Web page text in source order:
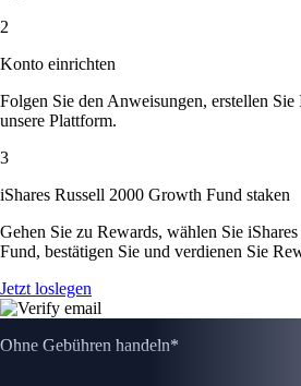
2
Konto einrichten
Folgen Sie den Anweisungen, erstellen
unsere Plattform.
3
iShares Russell 2000 Growth Fund staken
Gehen Sie zu Rewards, wählen Sie
Fund, bestätigen Sie und verdienen Sie
Jetzt loslegen
Ohne Gebühren handeln*